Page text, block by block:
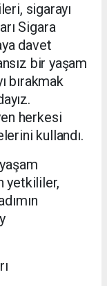
sigarayı
Sigara
davet
bir yaşam
bırakmak
herkesi
kullandı.
yetkililer,